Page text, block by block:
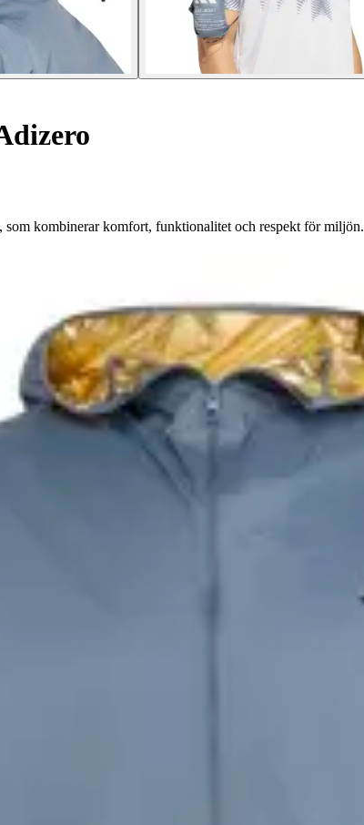
kombinerar komfort, funktionalitet och respekt för miljön.